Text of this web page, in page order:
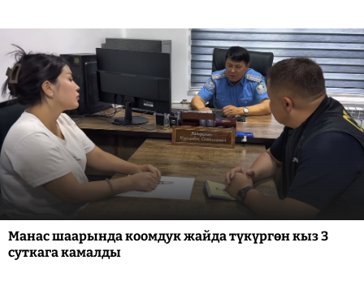
Манас шаарында коомдук жайда түкүргөн кыз 3
суткага камалды